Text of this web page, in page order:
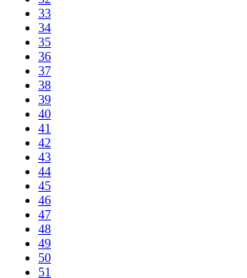
33
34
35
36
37
38
39
40
41
42
43
44
45
46
47
48
49
50
51